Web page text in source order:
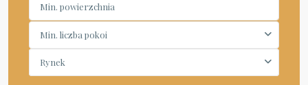
Min. liczba pokoi
Rynek